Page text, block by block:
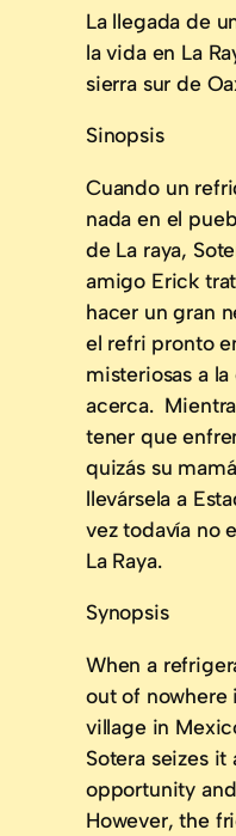
La llegada de
la vida en La
sierra sur de
Sinopsis
Cuando un
nada en el
de La raya,
amigo Erick
hacer un gran
el refri pronto
misteriosas a
acerca.
tener que
quizás su
llevársela a
vez todavía no
La Raya.
Synopsis
When a
out of nowhere
village in
Sotera seizes it
opportunity
However, the